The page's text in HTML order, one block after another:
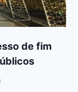
de fim